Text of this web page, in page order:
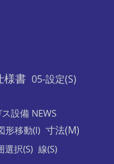
様書 05-設定(S)
ス設備 NEWS
形移動(I) 寸法(M)
選択(S) 線(S)